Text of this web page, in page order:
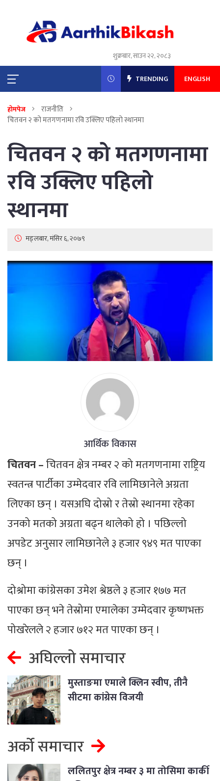
शुक्रबार, साउन २२, २०८३
TRENDING ENGLISH
होमपेज
राजनीति
चितवन २ को मतगणनामा रवि उक्लिए पहिलो स्थानमा
चितवन २ को मतगणनामा
रवि उक्लिए पहिलो
स्थानमा
मङ्लबार, मंसिर ६, २०७९
आर्थिक विकास
चितवन –चितवन क्षेत्र नम्बर २ को मतगणनामा राष्ट्रिय
स्वतन्त्र पार्टीका उम्मेदवार रवि लामिछानेले अग्रता
लिएका छन् । यसअघि दोस्रो र तेस्रो स्थानमा रहेका
उनको मतको अग्रता बढ्न थालेको हो । पछिल्लो
अपडेट अनुसार लामिछानेले ३ हजार ९४९ मत पाएका
छन् ।
दोश्रोमा कांग्रेसका उमेश श्रेष्ठले ३ हजार १७७ मत
पाएका छन् भने तेस्रोमा एमालेका उम्मेदवार कृष्णभक्त
पोखरेलले २ हजार ७१२ मत पाएका छन् ।
अघिल्लो समाचार
मुस्ताङमा एमाले क्लिन स्वीप, तीनै
सीटमा कांग्रेस विजयी
अर्को समाचार
ललितपुर क्षेत्र नम्बर ३ मा तोसिमा कार्की